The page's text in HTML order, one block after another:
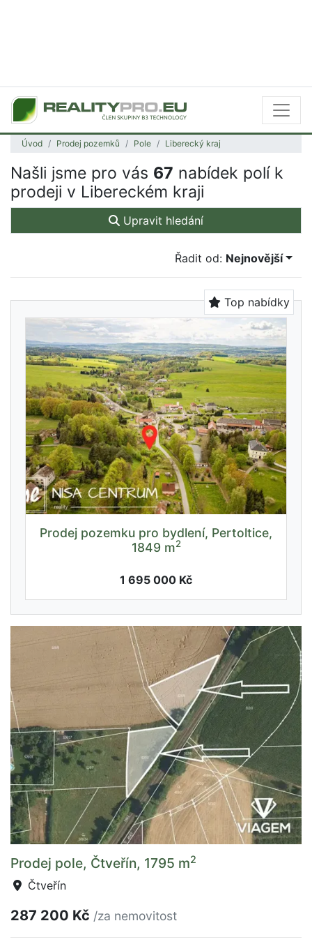
Úvod Prodej pozemků Pole Liberecký kraj
Našli jsme pro vás 67 nabídek polí k
prodeji v Libereckém kraji
Upravit hledání
Řadit od: Nejnovější
Top nabídky
Prodej pozemku pro bydlení, Pertoltice,
1849 m2
1 695 000 Kč
Prodej pole, Čtveřín, 1795 m2
Čtveřín
287 200 Kč /za nemovitost